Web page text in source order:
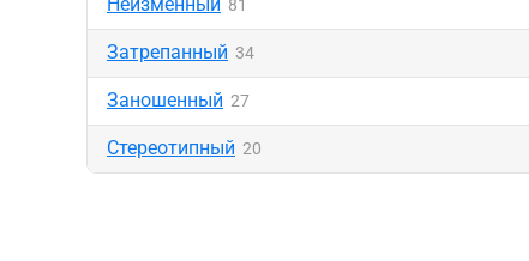
81
Затрепанный 34
Заношенный 27
Стереотипный 20